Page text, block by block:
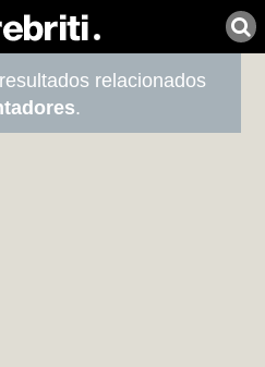
relacionados
.